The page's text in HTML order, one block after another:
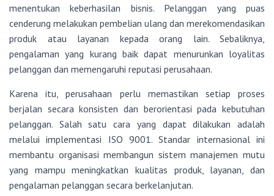
menentukan keberhasilan bisnis. Pelanggan yang puas
cenderung melakukan pembelian ulang dan merekomendasikan
produk atau layanan kepada orang lain. Sebaliknya,
pengalaman yang kurang baik dapat menurunkan loyalitas
pelanggan dan memengaruhi reputasi perusahaan.
Karena itu, perusahaan perlu memastikan setiap proses
berjalan secara konsisten dan berorientasi pada kebutuhan
pelanggan. Salah satu cara yang dapat dilakukan adalah
melalui implementasi ISO 9001. Standar internasional ini
membantu organisasi membangun sistem manajemen mutu
yang mampu meningkatkan kualitas produk, layanan, dan
pengalaman pelanggan secara berkelanjutan.